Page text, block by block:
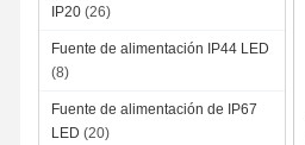
IP20 (26)
Fuente de alimentación IP44 LED
(8)
Fuente de alimentación de IP67
LED (20)